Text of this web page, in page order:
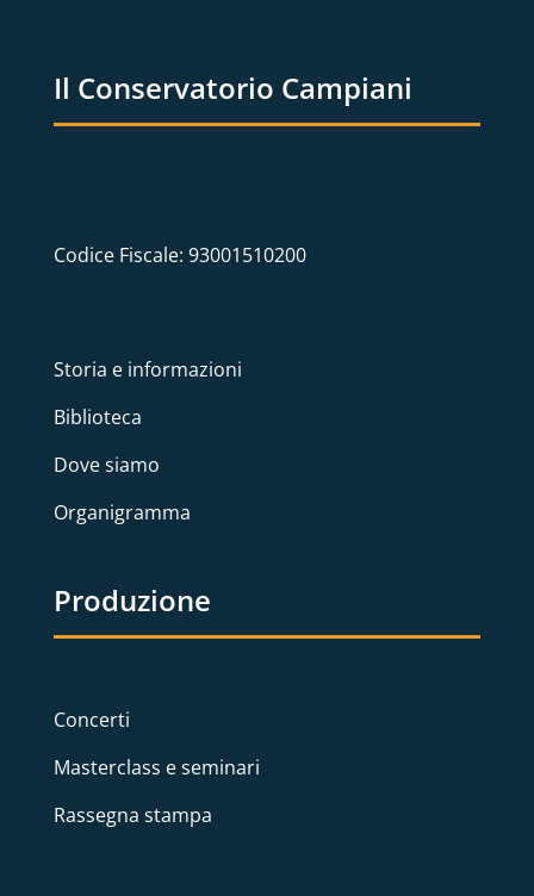
Il Conservatorio Campiani
Codice Fiscale: 93001510200
Storia e informazioni
Biblioteca
Dove siamo
Organigramma
Produzione
Concerti
Masterclass e seminari
Rassegna stampa